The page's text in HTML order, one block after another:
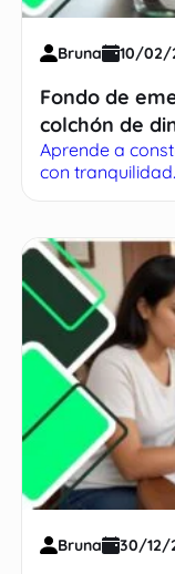
Bruna 10/02/
Fondo de
colchón de
Aprende a
con
Bruna 30/12/